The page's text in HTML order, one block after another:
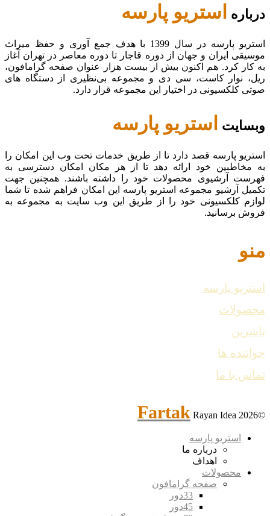
درباره استریو پارسه
استریو پارسه در سال 1399 با هدف جمع آوری و حفظ میراث
موسیقی ایران و جهان از دوره قاجار تا دوره معاصر در تهران آغاز
به کار کرد. هم اکنون بیش از بیست هزار عنوان صفحه گرامافون،
ریل، نوار کاست، سی دی و مجموعه بی‌نظیری از دستگاه های
صوتی کلکسیونی در اختیار این مجموعه قرار دارد.
وبسایت استریو پارسه
استریو پارسه قصد دارد تا از طریق خدمات تحت وب این امکان را
به مخاطبین خود ارائه دهد تا از هر مکان امکان دسترسی به
فهرست آرشیوی محصولات خود را داشته باشند. همچنین جهت
تکمیل آرشیو مجموعه استریو پارسه این امکان فراهم شده تا شما
لوازم کلکسیونی خود را از طریق این وب سایت به مجموعه به
فروش برسانید.
منو
استریو پارسه
محصولات
ناشرین
خواننده ها
تماس با ما
©2026
FartakRayan Idea
استریو پارسه
درباره ما
اهداف
محصولات
صفحه گرامافون
33دور
45دور